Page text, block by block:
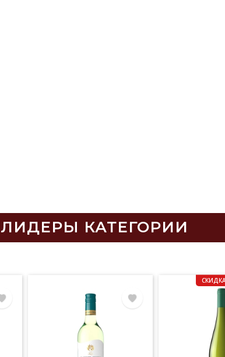
ЛИДЕРЫ КАТЕГОРИИ